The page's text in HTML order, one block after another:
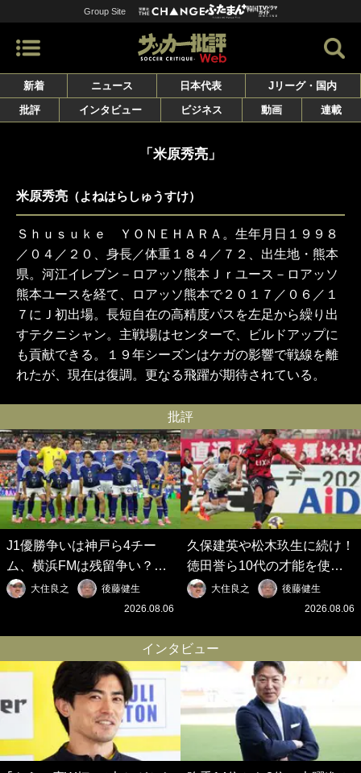
Group Site
新着 ニュース 日本代表
Jリーグ・国内
批評
インタビュー ビジネス 動画 連載
「米原秀亮」
米原秀亮 （よねはらしゅうすけ）
Ｓｈｕｓｕｋｅ ＹＯＮＥＨＡＲＡ。生年月日１９９８
／０４／２０、身長／体重１８４／７２、出生地・熊本
県。河江イレブン－ロアッソ熊本Ｊｒユース－ロアッソ
熊本ユースを経て、ロアッソ熊本で２０１７／０６／１
７にＪ初出場。長短自在の高精度パスを左足から繰り出
すテクニシャン。主戦場はセンターで、ビルドアップに
も貢献できる。１９年シーズンはケガの影響で戦線を離
れたが、現在は復調。更なる飛躍が期待されている。
批評
J1優勝争いは神戸ら4チー
ム、横浜FMは残留争い？大
混戦のJ2はRB大宮に注目！
歴代最強の日本代表をJリー
の秋春制｣の大激論】(6)
大住良之
後藤健生
2026.08.06
久保建英や松木玖生に続け！
徳田誉ら10代の才能を使い
切れないJクラブの課題と、
｢0円欧州移籍｣撲滅への処方
春制｣の大激論】(5)
大住良之
後藤健生
2026.08.06
インタビュー